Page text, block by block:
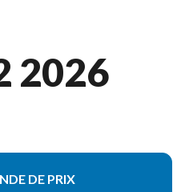
2026
DE PRIX